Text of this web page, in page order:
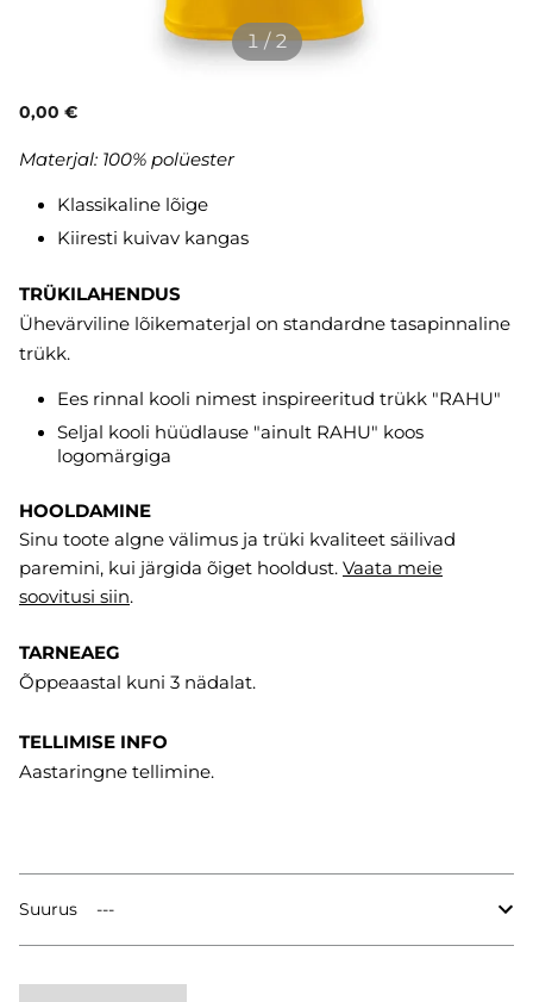
1 / 2
0,00 €
Materjal: 100% polüester
Klassikaline lõige
Kiiresti kuivav kangas
TRÜKILAHENDUS
Ühevärviline lõikematerjal on standardne tasapinnaline
trükk.
Ees rinnal kooli nimest inspireeritud trükk "RAHU"
Seljal kooli hüüdlause "ainult RAHU" koos
logomärgiga
HOOLDAMINE
Sinu toote algne välimus ja trüki kvaliteet säilivad
paremini, kui järgida õiget hooldust. Vaata meie
soovitusi siin.
TARNEAEG
Õppeaastal kuni 3 nädalat.
TELLIMISE INFO
Aastaringne tellimine.
Suurus